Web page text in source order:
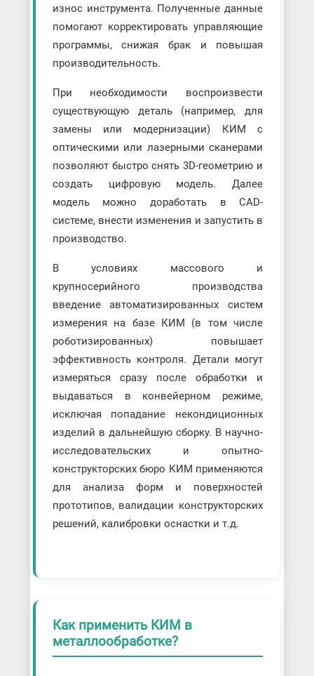
износ инструмента. Полученные данные
помогают корректировать управляющие
программы, снижая брак и повышая
производительность.
При необходимости воспроизвести
существующую деталь (например, для
замены или модернизации) КИМ с
оптическими или лазерными сканерами
позволяют быстро снять 3D-геометрию и
создать цифровую модель. Далее
модель можно доработать в CAD-
системе, внести изменения и запустить в
производство.
В условиях массового и
крупносерийного производства
введение автоматизированных систем
измерения на базе КИМ (в том числе
роботизированных) повышает
эффективность контроля. Детали могут
измеряться сразу после обработки и
выдаваться в конвейерном режиме,
исключая попадание некондиционных
изделий в дальнейшую сборку. В научно-
исследовательских и опытно-
конструкторских бюро КИМ применяются
для анализа форм и поверхностей
прототипов, валидации конструкторских
решений, калибровки оснастки и т.д.
Как применить КИМ в
металлообработке?